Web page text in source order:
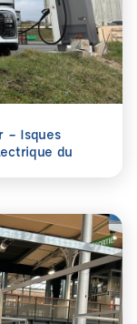
– Isques
du
– Isques